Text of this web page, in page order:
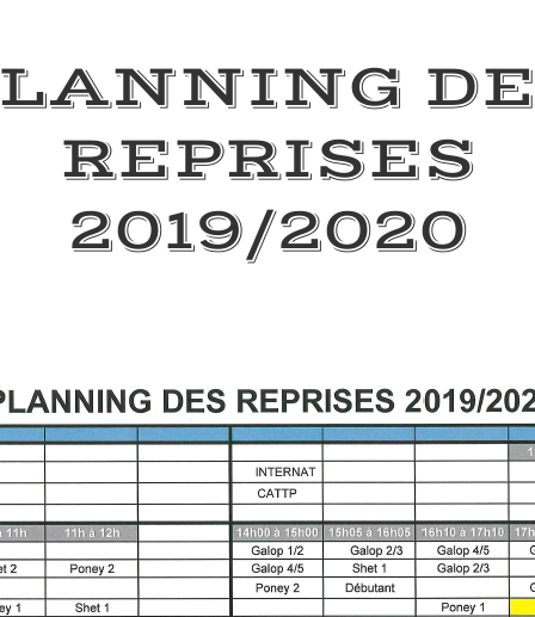
REPRISES
2019/2020